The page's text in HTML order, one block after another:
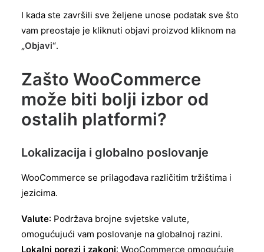
I kada ste završili sve željene unose podatak sve što
vam preostaje je kliknuti objavi proizvod kliknom na
„Objavi“.
Zašto WooCommerce
može biti bolji izbor od
ostalih platformi?
Lokalizacija i globalno poslovanje
WooCommerce se prilagođava različitim tržištima i
jezicima.
Valute: Podržava brojne svjetske valute,
omogućujući vam poslovanje na globalnoj razini.
Lokalni porezi i zakoni: WooCommerce omogućuje